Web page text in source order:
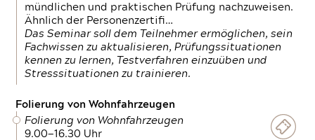
mündlichen und praktischen Prüfung nachzuweisen.
Ähnlich der Personenzertifi…
Das Seminar soll dem Teilnehmer ermöglichen, sein
Fachwissen zu aktualisieren, Prüfungssituationen
kennen zu lernen, Testverfahren einzuüben und
Stresssituationen zu trainieren.
Folierung von Wohnfahrzeugen
Folierung von Wohnfahrzeugen
9.00—16.30 Uhr